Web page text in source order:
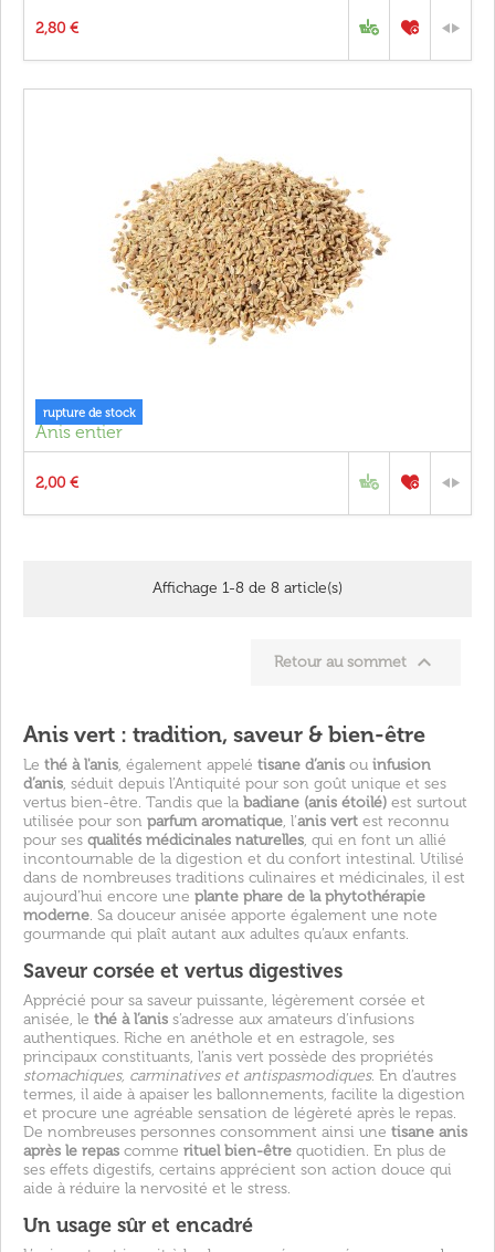
2,80 €
rupture de stock
Anis entier
2,00 €
Affichage 1-8 de 8 article(s)
Retour au sommet 
Anis vert : tradition, saveur & bien-être
Le thé à l'anis, également appelé tisane d’anis ou infusion
d’anis, séduit depuis l’Antiquité pour son goût unique et ses
vertus bien-être. Tandis que la badiane (anis étoilé) est surtout
utilisée pour son parfum aromatique, l’anis vert est reconnu
pour ses qualités médicinales naturelles, qui en font un allié
incontournable de la digestion et du confort intestinal. Utilisé
dans de nombreuses traditions culinaires et médicinales, il est
aujourd’hui encore une plante phare de la phytothérapie
moderne. Sa douceur anisée apporte également une note
gourmande qui plaît autant aux adultes qu’aux enfants.
Saveur corsée et vertus digestives
Apprécié pour sa saveur puissante, légèrement corsée et
anisée, le thé à l’anis s’adresse aux amateurs d’infusions
authentiques. Riche en anéthole et en estragole, ses
principaux constituants, l’anis vert possède des propriétés
stomachiques, carminatives et antispasmodiques. En d’autres
termes, il aide à apaiser les ballonnements, facilite la digestion
et procure une agréable sensation de légèreté après le repas.
De nombreuses personnes consomment ainsi une tisane anis
après le repas comme rituel bien-être quotidien. En plus de
ses effets digestifs, certains apprécient son action douce qui
aide à réduire la nervosité et le stress.
Un usage sûr et encadré